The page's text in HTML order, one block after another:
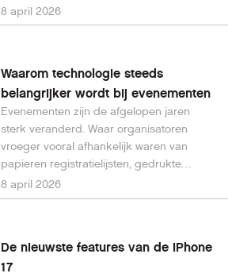
Nederlanders in het vierde kwartaal van
2025 gezamenlijk maar liefst 829 miljoen
opvallend genoeg betekent dit niet
automatisch dat iedereen ook het juiste
mobiele abonnement heeft.
8 april 2026
Waarom technologie steeds
belangrijker wordt bij evenementen
Evenementen zijn de afgelopen jaren
sterk veranderd. Waar organisatoren
vroeger vooral afhankelijk waren van
papieren registratielijsten, gedrukte
programmas en handmatige processen,
speelt technologie tegenwoordig een
8 april 2026
De nieuwste features van de iPhone
17